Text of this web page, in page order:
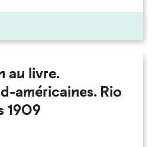
au livre.
américaines. Rio
1909